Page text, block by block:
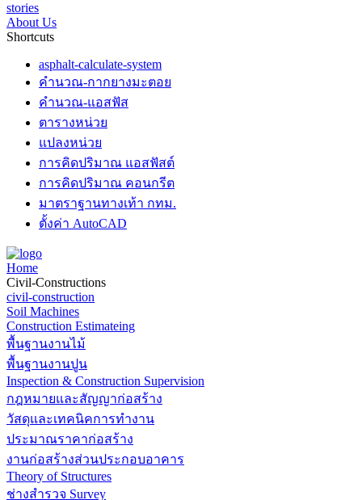
stories
About Us
Shortcuts
asphalt-calculate-system
คำนวณ-กากยางมะตอย
คำนวณ-แอสฟัส
ตารางหน่วย
แปลงหน่วย
การคิดปริมาณ แอสฟัสต์
การคิดปริมาณ คอนกรีต
มาตราฐานทางเท้า กทม.
ตั้งค่า AutoCAD
Home
Civil-Constructions
civil-construction
Soil Machines
Construction Estimateing
พื้นฐานงานไม้
พื้นฐานงานปูน
Inspection & Construction Supervision
กฎหมายและสัญญาก่อสร้าง
วัสดุและเทคนิคการทำงาน
ประมาณราคาก่อสร้าง
งานก่อสร้างส่วนประกอบอาคาร
Theory of Structures
ช่างสำรวจ Survey